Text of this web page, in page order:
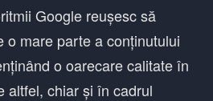
Google reușesc să
o mare parte a conținutului
o oarecare calitate în
altfel, chiar și în cadrul